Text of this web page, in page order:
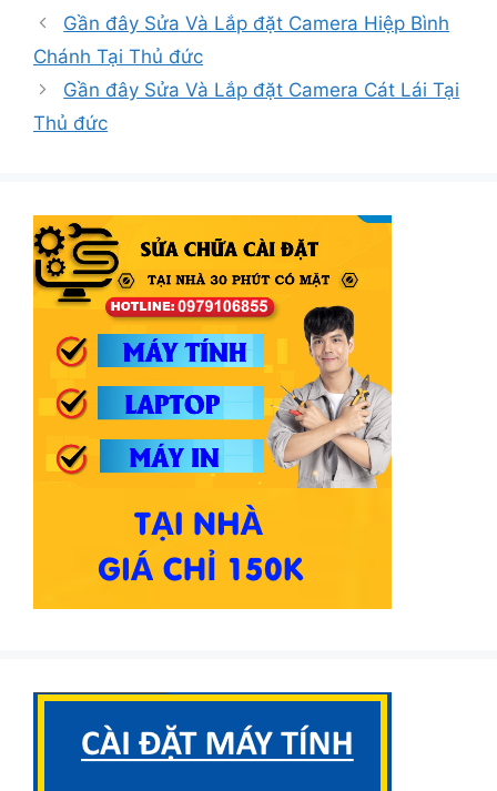
mục
Gần đây Sửa Và Lắp đặt Camera Hiệp Bình
Chánh Tại Thủ đức
Gần đây Sửa Và Lắp đặt Camera Cát Lái Tại
Thủ đức